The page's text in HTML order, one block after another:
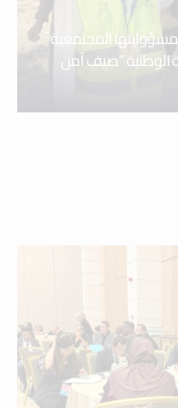
المجتمعية
الوطنية “صيف آمن